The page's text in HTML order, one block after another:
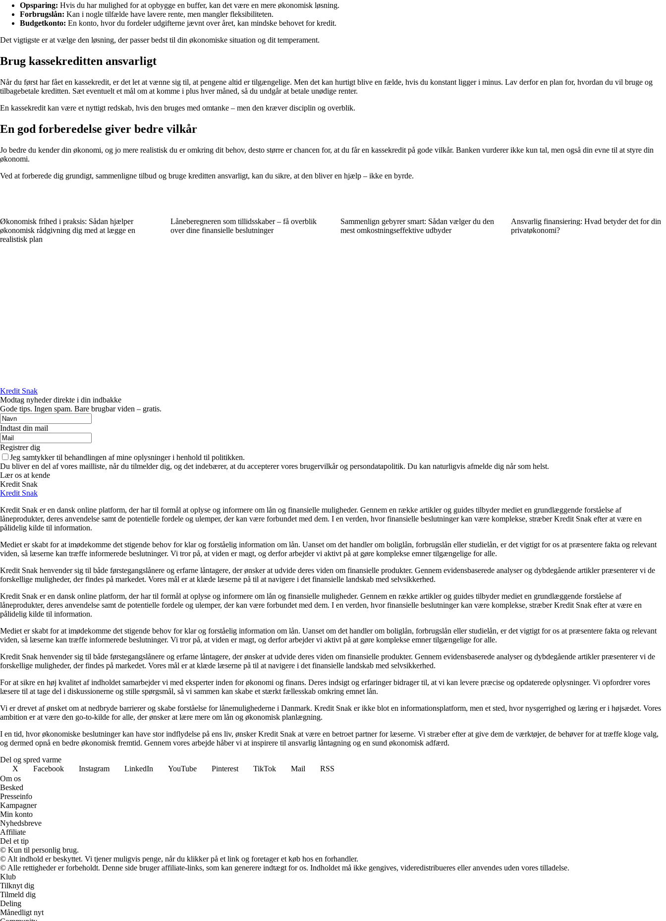
Opsparing: Hvis du har mulighed for at opbygge en buffer, kan det være en mere økonomisk løsning.
Forbrugslån: Kan i nogle tilfælde have lavere rente, men mangler fleksibiliteten.
Budgetkonto: En konto, hvor du fordeler udgifterne jævnt over året, kan mindske behovet for kredit.
Det vigtigste er at vælge den løsning, der passer bedst til din økonomiske situation og dit temperament.
Brug kassekreditten ansvarligt
Når du først har fået en kassekredit, er det let at vænne sig til, at pengene altid er tilgængelige. Men det kan hurtigt blive en fælde, hvis du konstant ligger i minus. Lav derfor en plan for, hvordan du vil bruge og
tilbagebetale kreditten. Sæt eventuelt et mål om at komme i plus hver måned, så du undgår at betale unødige renter.
En kassekredit kan være et nyttigt redskab, hvis den bruges med omtanke – men den kræver disciplin og overblik.
En god forberedelse giver bedre vilkår
Jo bedre du kender din økonomi, og jo mere realistisk du er omkring dit behov, desto større er chancen for, at du får en kassekredit på gode vilkår. Banken vurderer ikke kun tal, men også din evne til at styre din
økonomi.
Ved at forberede dig grundigt, sammenligne tilbud og bruge kreditten ansvarligt, kan du sikre, at den bliver en hjælp – ikke en byrde.
Økonomisk frihed i praksis: Sådan hjælper
økonomisk rådgivning dig med at lægge en
realistisk plan
Låneberegneren som tillidsskaber – få overblik
over dine finansielle beslutninger
Sammenlign gebyrer smart: Sådan vælger du den
mest omkostningseffektive udbyder
Ansvarlig finansiering: Hvad betyder det for din
privatøkonomi?
Kredit Snak
Modtag nyheder direkte i din indbakke
Gode tips. Ingen spam. Bare brugbar viden – gratis.
Indtast din mail
Registrer dig
Jeg samtykker til behandlingen af mine oplysninger i henhold til politikken.
Du bliver en del af vores mailliste, når du tilmelder dig, og det indebærer, at du accepterer vores brugervilkår og persondatapolitik. Du kan naturligvis afmelde dig når som helst.
Lær os at kende
Kredit Snak
Kredit Snak
Kredit Snak er en dansk online platform, der har til formål at oplyse og informere om lån og finansielle muligheder. Gennem en række artikler og guides tilbyder mediet en grundlæggende forståelse af
låneprodukter, deres anvendelse samt de potentielle fordele og ulemper, der kan være forbundet med dem. I en verden, hvor finansielle beslutninger kan være komplekse, stræber Kredit Snak efter at være en
pålidelig kilde til information.
Mediet er skabt for at imødekomme det stigende behov for klar og forståelig information om lån. Uanset om det handler om boliglån, forbrugslån eller studielån, er det vigtigt for os at præsentere fakta og relevant
viden, så læserne kan træffe informerede beslutninger. Vi tror på, at viden er magt, og derfor arbejder vi aktivt på at gøre komplekse emner tilgængelige for alle.
Kredit Snak henvender sig til både førstegangslånere og erfarne låntagere, der ønsker at udvide deres viden om finansielle produkter. Gennem evidensbaserede analyser og dybdegående artikler præsenterer vi de
forskellige muligheder, der findes på markedet. Vores mål er at klæde læserne på til at navigere i det finansielle landskab med selvsikkerhed.
Kredit Snak er en dansk online platform, der har til formål at oplyse og informere om lån og finansielle muligheder. Gennem en række artikler og guides tilbyder mediet en grundlæggende forståelse af
låneprodukter, deres anvendelse samt de potentielle fordele og ulemper, der kan være forbundet med dem. I en verden, hvor finansielle beslutninger kan være komplekse, stræber Kredit Snak efter at være en
pålidelig kilde til information.
Mediet er skabt for at imødekomme det stigende behov for klar og forståelig information om lån. Uanset om det handler om boliglån, forbrugslån eller studielån, er det vigtigt for os at præsentere fakta og relevant
viden, så læserne kan træffe informerede beslutninger. Vi tror på, at viden er magt, og derfor arbejder vi aktivt på at gøre komplekse emner tilgængelige for alle.
Kredit Snak henvender sig til både førstegangslånere og erfarne låntagere, der ønsker at udvide deres viden om finansielle produkter. Gennem evidensbaserede analyser og dybdegående artikler præsenterer vi de
forskellige muligheder, der findes på markedet. Vores mål er at klæde læserne på til at navigere i det finansielle landskab med selvsikkerhed.
For at sikre en høj kvalitet af indholdet samarbejder vi med eksperter inden for økonomi og finans. Deres indsigt og erfaringer bidrager til, at vi kan levere præcise og opdaterede oplysninger. Vi opfordrer vores
læsere til at tage del i diskussionerne og stille spørgsmål, så vi sammen kan skabe et stærkt fællesskab omkring emnet lån.
Vi er drevet af ønsket om at nedbryde barrierer og skabe forståelse for lånemulighederne i Danmark. Kredit Snak er ikke blot en informationsplatform, men et sted, hvor nysgerrighed og læring er i højsædet. Vores
ambition er at være den go-to-kilde for alle, der ønsker at lære mere om lån og økonomisk planlægning.
I en tid, hvor økonomiske beslutninger kan have stor indflydelse på ens liv, ønsker Kredit Snak at være en betroet partner for læserne. Vi stræber efter at give dem de værktøjer, de behøver for at træffe kloge valg,
og dermed opnå en bedre økonomisk fremtid. Gennem vores arbejde håber vi at inspirere til ansvarlig låntagning og en sund økonomisk adfærd.
Del og spred varme
X
Facebook Instagram LinkedIn YouTube Pinterest TikTok Mail
RSS
Om os
Besked
Presseinfo
Kampagner
Min konto
Nyhedsbreve
Affiliate
Del et tip
© Kun til personlig brug.
© Alt indhold er beskyttet. Vi tjener muligvis penge, når du klikker på et link og foretager et køb hos en forhandler.
© Alle rettigheder er forbeholdt. Denne side bruger affiliate-links, som kan generere indtægt for os. Indholdet må ikke gengives, videredistribueres eller anvendes uden vores tilladelse.
Klub
Tilknyt dig
Tilmeld dig
Deling
Månedligt nyt